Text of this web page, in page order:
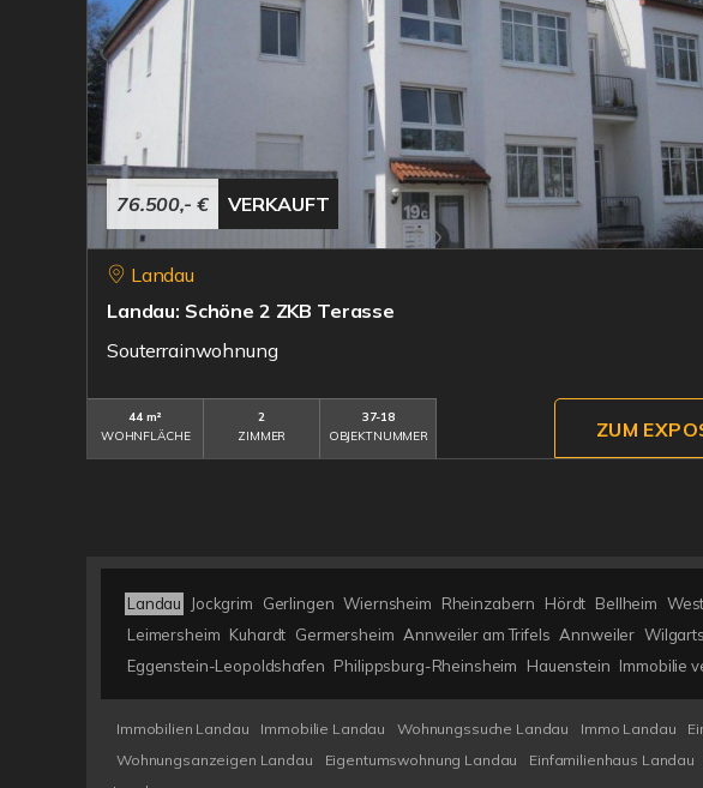
76.500,- € VERKAUFT
Landau
Landau: Schöne 2 ZKB Terasse
Souterrainwohnung
44 m²
WOHNFLÄCHE
2
ZIMMER
37-18
OBJEKTNUMMER
ZUM
Landau Jockgrim Gerlingen Wiernsheim Rheinzabern Hördt Bellheim
Leimersheim Kuhardt Germersheim Annweiler am Trifels Annweiler
Eggenstein-Leopoldshafen Philippsburg-Rheinsheim Hauenstein Immobilie
Immobilien Landau Immobilie Landau Wohnungssuche Landau Immo Landau
Wohnungsanzeigen Landau
Eigentumswohnung Landau Einfamilienhaus Landau